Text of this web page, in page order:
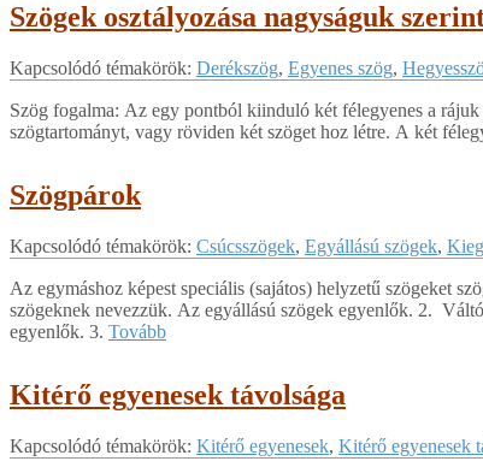
Szögek osztályozása nagyságuk
2018-
06
Kapcsolódó témakörök: Derékszög, Egyenes szög,
Szög fogalma: Az egy pontból kiinduló két félegyenes a
szögtartományt, vagy röviden két szöget hoz létre. A két
Szögpárok
2018-
06
Kapcsolódó témakörök: Csúcsszögek, Egyállású szögek,
Az egymáshoz képest speciális (sajátos) helyzetű szögeket
szögeknek nevezzük. Az egyállású szögek egyenlők. 2.
egyenlők. 3. Tovább
Kitérő egyenesek távolsága
2018-
Kapcsolódó témakörök: Kitérő egyenesek, Kitérő egyenesek